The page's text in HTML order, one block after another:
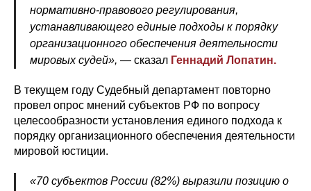
нормативно-правового регулирования,
устанавливающего единые подходы к порядку
организационного обеспечения деятельности
мировых судей», — сказал Геннадий Лопатин.
В текущем году Судебный департамент повторно
провел опрос мнений субъектов РФ по вопросу
целесообразности установления единого подхода к
порядку организационного обеспечения деятельности
мировой юстиции.
«70 субъектов России (82%) выразили позицию о